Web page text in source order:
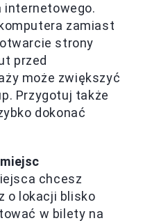
internetowego.
zamiast
strony
przed
może zwiększyć
Przygotuj także
dokonać
chcesz
o lokacji blisko
w bilety na